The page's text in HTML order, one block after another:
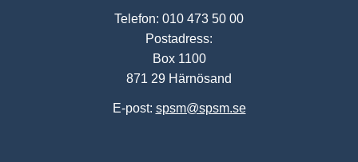
Telefon: 010 473 50 00
Postadress:
Box 1100
871 29 Härnösand
E-post: spsm@spsm.se